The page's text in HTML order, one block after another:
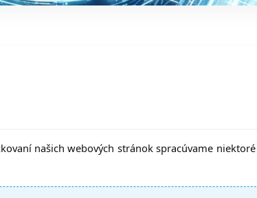
našich webových stránok spracúvame